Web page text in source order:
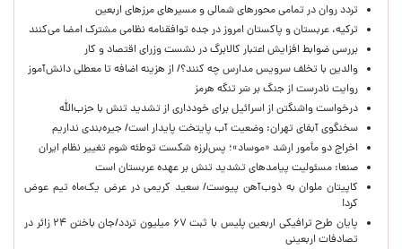
تردد روان در تمامی محورهای شمالی و مسیرهای مرزهای اربعین
ترکیه، عربستان و پاکستان امروز در جده توافقنامه نظامی مشترک امضا می‌کنند
بررسی ضوابط افزایش اعتبار کالابرگ در نشست وزرای اقتصاد و کار
والدین با تخلف سرویس مدارس چه کنند؟/ از هزینه اضافه تا معطلی دانش‌آموز
روایت نادرست از جنگ بر سَر تنگه هرمز
درخواست واشنگتن از اسرائیل برای خودداری از تشدید تنش با حزب‌الله
سخنگوی آبفای تهران: وضعیت آب پایتخت پایدار است/ جیره‌بندی نداریم
اخراج دو مأمور ارشد «موساد»؛ پس‌لرزه شکست توطئه شوم تغییر نظام ایران
صنعا: مسئولیت پیامدهای تشدید تنش بر عهده عربستان است
کاپیتان ملوان به ذوب‌آهن پیوست/ سعید کریمی در عرض یک‌ماه تیم عوض
کرد!
پایان طرح ترافیکی اربعین پلیس با ثبت ۶۷ میلیون تردد/جان باختن ۲۴ زائر در
تصادفات اربعینی